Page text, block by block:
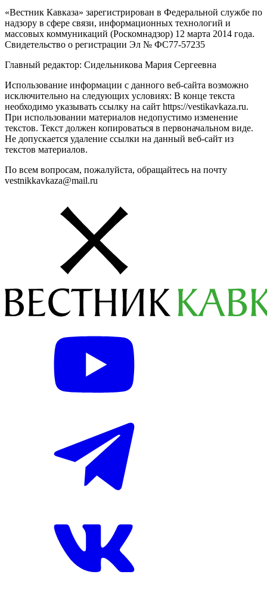
«Вестник Кавказа» зарегистрирован в Федеральной службе по
надзору в сфере связи, информационных технологий и
массовых коммуникаций (Роскомнадзор) 12 марта 2014 года.
Свидетельство о регистрации Эл № ФС77-57235
Главный редактор: Сидельникова Мария Сергеевна
Использование информации с данного веб-сайта возможно
исключительно на следующих условиях: В конце текста
необходимо указывать ссылку на сайт https://vestikavkaza.ru.
При использовании материалов недопустимо изменение
текстов. Текст должен копироваться в первоначальном виде.
Не допускается удаление ссылки на данный веб-сайт из
текстов материалов.
По всем вопросам, пожалуйста, обращайтесь на почту
vestnikkavkaza@mail.ru